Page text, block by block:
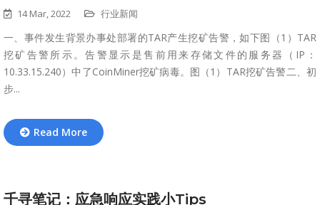
14 Mar, 2022 行业新闻
一、事件发生背景办事处部署的TAR产生挖矿告警，如下图（1）TAR
挖矿告警所示。告警显示是售前用来存储文件的服务器（IP：
10.33.15.240）中了CoinMiner挖矿病毒。图（1）TAR挖矿告警二、初
步...
Read More
千寻笔记：应急响应实践小Tips